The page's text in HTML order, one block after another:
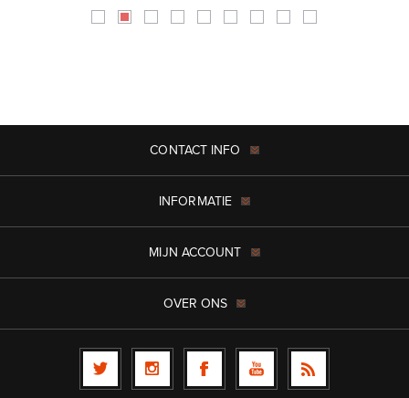
CONTACT INFO
INFORMATIE
MIJN ACCOUNT
OVER ONS